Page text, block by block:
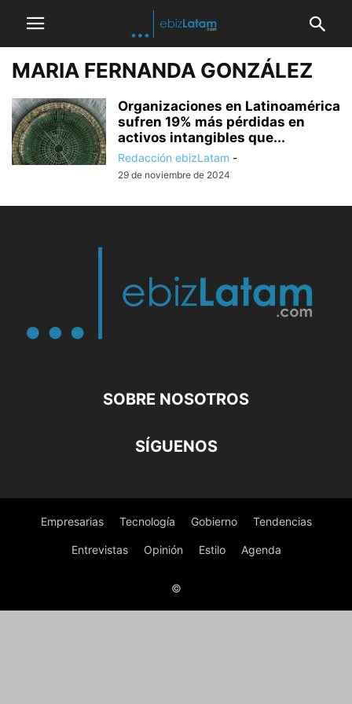
MARIA FERNANDA GONZÁLEZ
Organizaciones en Latinoamérica
sufren 19% más pérdidas en
activos intangibles que...
Redacción ebizLatam -
29 de noviembre de 2024
SOBRE NOSOTROS
SÍGUENOS
Empresarias Tecnología Gobierno Tendencias
Entrevistas Opinión Estilo Agenda
©